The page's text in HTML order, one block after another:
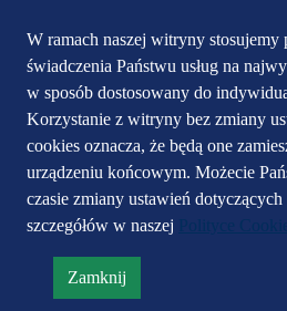
W ramach naszej witryny
świadczenia Państwu usług na
w sposób dostosowany do
Korzystanie z witryny bez zmiany
cookies oznacza, że będą one
urządzeniu końcowym. Możecie
czasie zmiany ustawień
szczegółów w naszej
Zamknij
informację
Przejdź do
menu
Przejdź do
Przejdź do